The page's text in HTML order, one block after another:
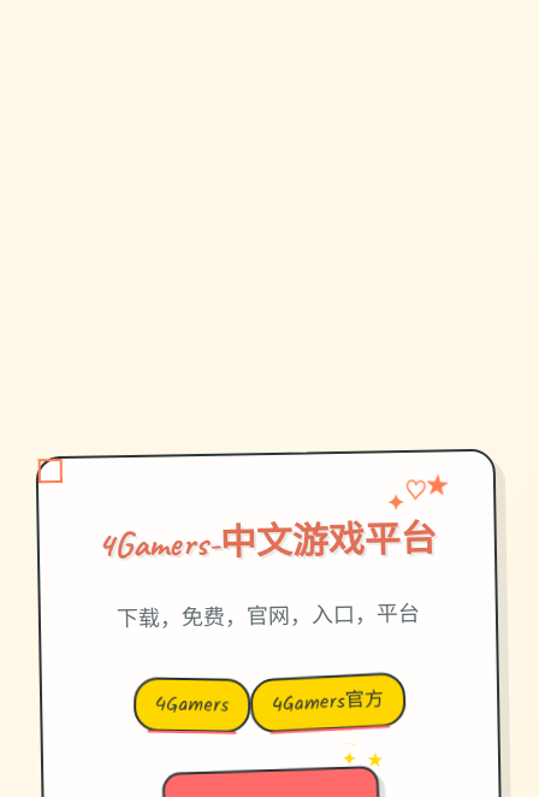
4Gamers-中文游戏平台
✦♡★
下载，免费，官网，入口，平台
4Gamers 4Gamers官方
→
✦ ★